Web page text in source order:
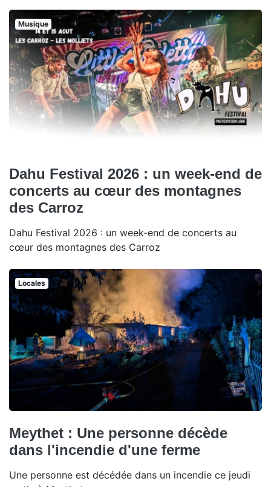
Musique
Dahu Festival 2026 : un week-end de
concerts au cœur des montagnes
des Carroz
Dahu Festival 2026 : un week-end de concerts au
cœur des montagnes des Carroz
Locales
Meythet : Une personne décède
dans l'incendie d'une ferme
Une personne est décédée dans un incendie ce jeudi